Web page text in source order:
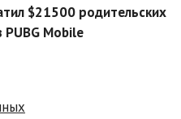
$21500 родительских
PUBG Mobile